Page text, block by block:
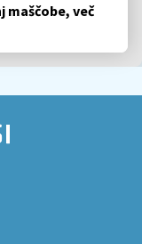
maščobe, več